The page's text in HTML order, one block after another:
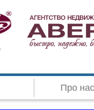
Про нас